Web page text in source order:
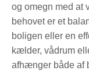
og omegn med at
behovet er et
boligen eller en
kælder, vådrum
afhænger både af